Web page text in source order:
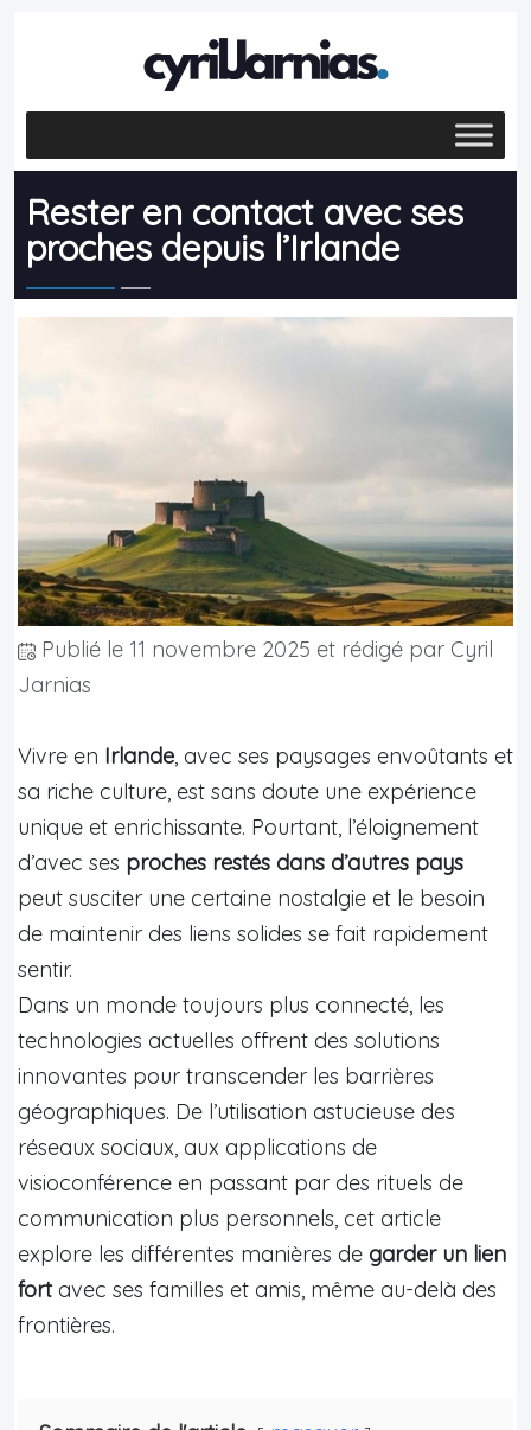
Rester en contact avec ses
proches depuis l’Irlande
Publié le 11 novembre 2025 et rédigé par Cyril
Jarnias
Vivre en Irlande, avec ses paysages envoûtants et
sa riche culture, est sans doute une expérience
unique et enrichissante. Pourtant, l’éloignement
d’avec ses proches restés dans d’autres pays
peut susciter une certaine nostalgie et le besoin
de maintenir des liens solides se fait rapidement
sentir.
Dans un monde toujours plus connecté, les
technologies actuelles offrent des solutions
innovantes pour transcender les barrières
géographiques. De l’utilisation astucieuse des
réseaux sociaux, aux applications de
visioconférence en passant par des rituels de
communication plus personnels, cet article
explore les différentes manières de garder un lien
fortavec ses familles et amis, même au-delà des
frontières.